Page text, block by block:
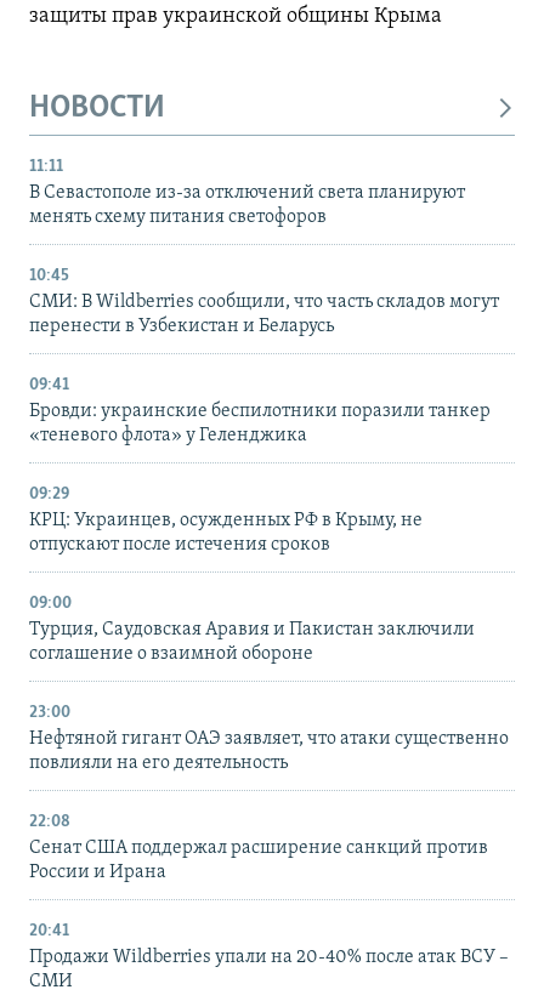
защиты прав украинской общины Крыма
НОВОСТИ
11:11
В Севастополе из-за отключений света планируют
менять схему питания светофоров
10:45
СМИ: В Wildberries сообщили, что часть складов могут
перенести в Узбекистан и Беларусь
09:41
Бровди: украинские беспилотники поразили танкер
«теневого флота» у Геленджика
09:29
КРЦ: Украинцев, осужденных РФ в Крыму, не
отпускают после истечения сроков
09:00
Турция, Саудовская Аравия и Пакистан заключили
соглашение о взаимной обороне
23:00
Нефтяной гигант ОАЭ заявляет, что атаки существенно
повлияли на его деятельность
22:08
Сенат США поддержал расширение санкций против
России и Ирана
20:41
Продажи Wildberries упали на 20-40% после атак ВСУ –
СМИ